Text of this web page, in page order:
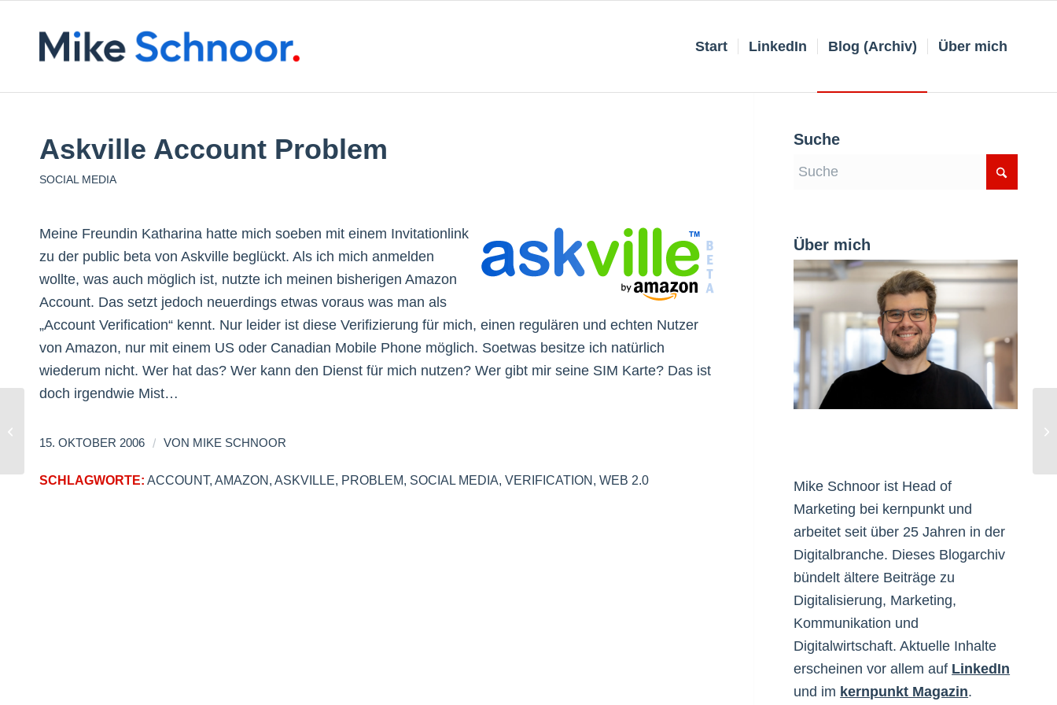
Start LinkedIn Blog (Archiv) Über mich
Askville Account Problem
SOCIAL MEDIA
Meine Freundin Katharina hatte mich soeben mit einem Invitationlink
zu der public beta von Askville beglückt. Als ich mich anmelden
wollte, was auch möglich ist, nutzte ich meinen bisherigen Amazon
Account. Das setzt jedoch neuerdings etwas voraus was man als
„Account Verification“ kennt. Nur leider ist diese Verifizierung für mich, einen regulären und echten Nutzer
von Amazon, nur mit einem US oder Canadian Mobile Phone möglich. Soetwas besitze ich natürlich
wiederum nicht. Wer hat das? Wer kann den Dienst für mich nutzen? Wer gibt mir seine SIM Karte? Das ist
doch irgendwie Mist…
15. OKTOBER 2006 / VON MIKE SCHNOOR
SCHLAGWORTE: ACCOUNT, AMAZON ASKVILLE PROBLEM SOCIAL MEDIA VERIFICATION WEB 2.0
Suche
Über mich
Mike Schnoor ist Head of
Marketing bei kernpunkt und
arbeitet seit über 25 Jahren in der
Digitalbranche. Dieses Blogarchiv
bündelt ältere Beiträge zu
Digitalisierung, Marketing,
Kommunikation und
Digitalwirtschaft. Aktuelle Inhalte
erscheinen vor allem auf LinkedIn
und im kernpunkt Magazin.